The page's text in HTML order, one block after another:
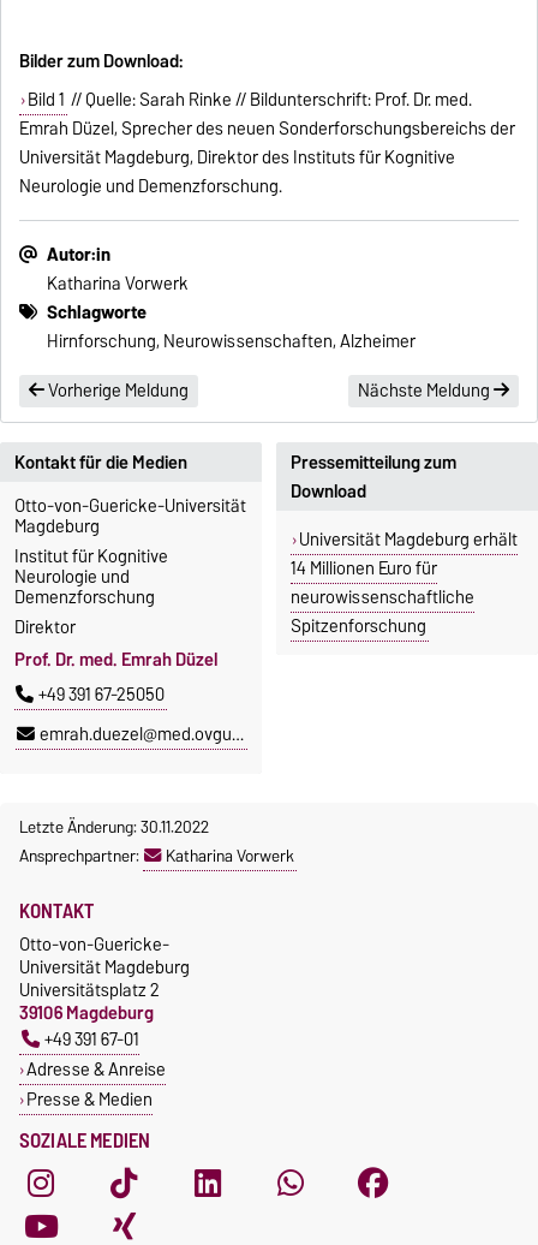
Bilder zum Download:
Bild 1 // Quelle: Sarah Rinke // Bildunterschrift: Prof. Dr. med.
Emrah Düzel, Sprecher des neuen Sonderforschungsbereichs der
Universität Magdeburg, Direktor des Instituts für Kognitive
Neurologie und Demenzforschung.
Autor:in
Katharina Vorwerk
Schlagworte
Hirnforschung, Neurowissenschaften, Alzheimer
Vorherige Meldung
Nächste Meldung
Kontakt für die Medien
Otto-von-Guericke-Universität
Magdeburg
Institut für Kognitive
Neurologie und
Demenzforschung
Direktor
Prof. Dr. med. Emrah Düzel
+49 391 67-25050
emrah.duezel@med.ovgu.de
Pressemitteilung zum
Download
Universität Magdeburg erhält
14 Millionen Euro für
neurowissenschaftliche
Spitzenforschung
Letzte Änderung: 30.11.2022
Ansprechpartner:
Katharina Vorwerk
SOZIALE MEDIEN
KONTAKT
Otto-von-Guericke-
Universität Magdeburg
Universitätsplatz 2
39106 Magdeburg
+49 391 67-01
Adresse & Anreise
Presse & Medien